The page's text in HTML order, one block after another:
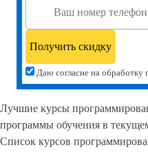
Даю согласие на
Лучшие курсы
программы обучения в
Список курсов